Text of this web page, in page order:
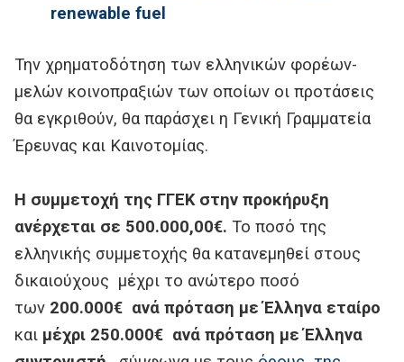
renewable fuel
Την χρηματοδότηση των ελληνικών φορέων-
μελών κοινοπραξιών των οποίων οι προτάσεις
θα εγκριθούν, θα παράσχει η Γενική Γραμματεία
Έρευνας και Καινοτομίας.
Η συμμετοχή της ΓΓΕΚ στην προκήρυξη
ανέρχεται σε 500.000,00€. Το ποσό της
ελληνικής συμμετοχής θα κατανεμηθεί στους
δικαιούχους μέχρι το ανώτερο ποσό
των 200.000€ ανά πρόταση με Έλληνα εταίρο
και μέχρι 250.000€ ανά πρόταση με Έλληνα